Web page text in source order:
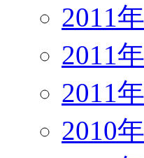
2011
2011
2011
2010